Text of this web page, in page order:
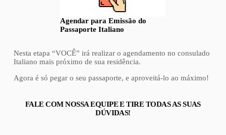
Agendar para Emissão do
Passaporte Italiano
Nesta etapa “VOCÊ” irá realizar o agendamento no consulado
Italiano mais próximo de sua residência.
Agora é só pegar o seu passaporte, e aproveitá-lo ao máximo!
FALE COM NOSSA EQUIPE E TIRE TODAS AS SUAS
DÚVIDAS!